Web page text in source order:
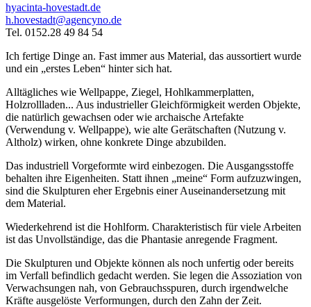
hyacinta-hovestadt.de
h.hovestadt@agencyno.de
Tel. 0152.28 49 84 54
Ich fertige Dinge an. Fast immer aus Material, das aussortiert wurde
und ein „erstes Leben“ hinter sich hat.
Alltägliches wie Wellpappe, Ziegel, Hohlkammerplatten,
Holzrollladen... Aus industrieller Gleichförmigkeit werden Objekte,
die natürlich gewachsen oder wie archaische Artefakte
(Verwendung v. Wellpappe), wie alte Gerätschaften (Nutzung v.
Altholz) wirken, ohne konkrete Dinge abzubilden.
Das industriell Vorgeformte wird einbezogen. Die Ausgangsstoffe
behalten ihre Eigenheiten. Statt ihnen „meine“ Form aufzuzwingen,
sind die Skulpturen eher Ergebnis einer Auseinandersetzung mit
dem Material.
Wiederkehrend ist die Hohlform. Charakteristisch für viele Arbeiten
ist das Unvollständige, das die Phantasie anregende Fragment.
Die Skulpturen und Objekte können als noch unfertig oder bereits
im Verfall befindlich gedacht werden. Sie legen die Assoziation von
Verwachsungen nah, von Gebrauchsspuren, durch irgendwelche
Kräfte ausgelöste Verformungen, durch den Zahn der Zeit.